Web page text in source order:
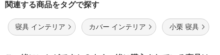
関連する商品をタグで探す
寝具 インテリア カバー インテリア 小栗 寝具